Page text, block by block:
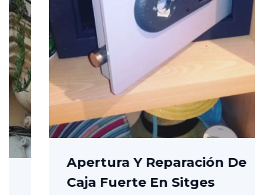
Apertura Y Reparación De
Caja Fuerte En Sitges